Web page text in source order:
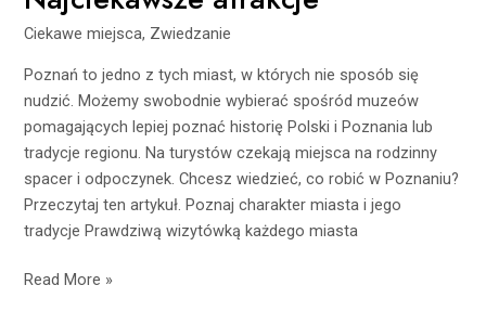
Ciekawe miejsca, Zwiedzanie
Poznań to jedno z tych miast, w których nie sposób się
nudzić. Możemy swobodnie wybierać spośród muzeów
pomagających lepiej poznać historię Polski i Poznania lub
tradycje regionu. Na turystów czekają miejsca na rodzinny
spacer i odpoczynek. Chcesz wiedzieć, co robić w Poznaniu?
Przeczytaj ten artykuł. Poznaj charakter miasta i jego
tradycje Prawdziwą wizytówką każdego miasta
Read More »